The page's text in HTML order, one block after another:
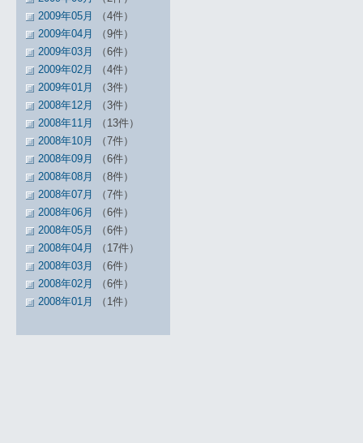
2009年05月
（4件）
2009年04月
（9件）
2009年03月
（6件）
2009年02月
（4件）
2009年01月
（3件）
2008年12月
（3件）
2008年11月
（13件）
2008年10月
（7件）
2008年09月
（6件）
2008年08月
（8件）
2008年07月
（7件）
2008年06月
（6件）
2008年05月
（6件）
2008年04月
（17件）
2008年03月
（6件）
2008年02月
（6件）
2008年01月
（1件）